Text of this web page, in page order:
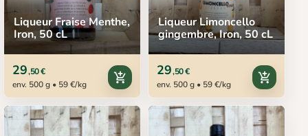
Liqueur Fraise Menthe,
Iron, 50 cL
29,50 €
env. 500 g • 59 €/kg
add_shopping_cart
Liqueur Limoncello
gingembre, Iron, 50 cL
29,50 €
env. 500 g • 59 €/kg
add_shopping_cart